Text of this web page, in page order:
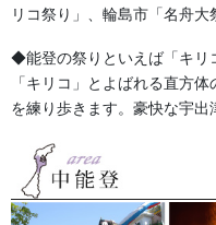
リコ祭り」、輪島市「名舟大
◆能登の祭りといえば「キリ
「キリコ」とよばれる直方
を練り歩きます。豪快な宇出